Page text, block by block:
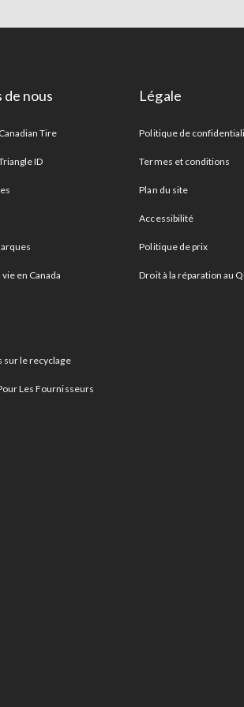
de nous
Tire
ID
en Canada
le recyclage
Les Fournisseurs
Légale
Politique de
Termes et conditions
Plan du site
Accessibilité
Politique de prix
Droit à la réparation au